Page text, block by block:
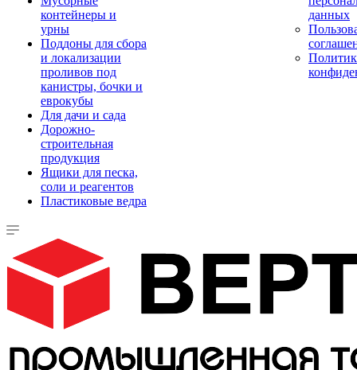
контейнеры и
урны
Поддоны для сбора
и локализации
проливов под
канистры, бочки и
еврокубы
Для дачи и сада
Дорожно-
строительная
продукция
Ящики для песка,
соли и реагентов
Пластиковые ведра
данных